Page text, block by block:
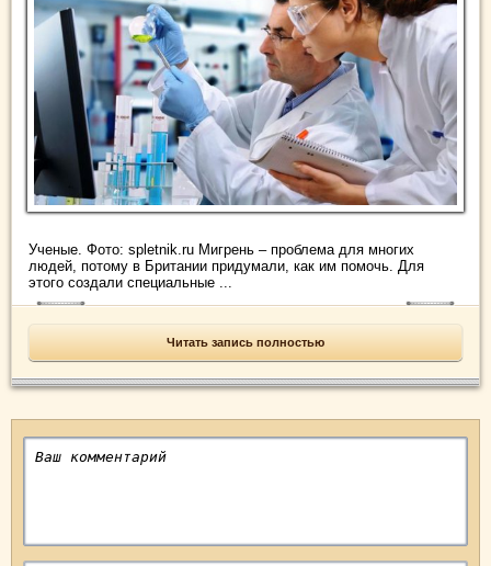
Ученые. Фото: spletnik.ru Мигрень – проблема для многих
людей, потому в Британии придумали, как им помочь. Для
этого создали специальные ...
Читать запись полностью